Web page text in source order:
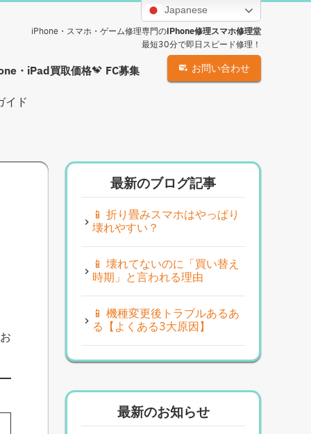
Japanese
iPhone・スマホ・ゲーム修理専門のiPhone修理スマホ修理堂
最短30分で即日スピード修理！
・iPad買取価格 FC募集 お問い合わせ
イド
最新のブログ記事
📱 折り畳みスマホはやっぱり
壊れやすい？
📱 壊れてないのに「買い替え
時期」と言われる理由
📱 機種変更後トラブルあるあ
る【よくある3大原因】
最新のお知らせ